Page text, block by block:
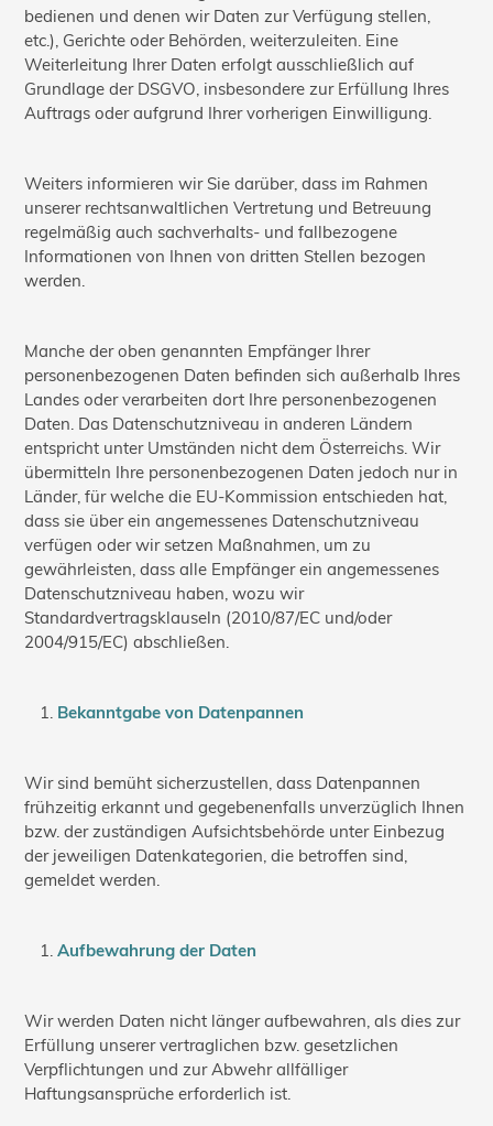
bedienen und denen wir Daten zur Verfügung stellen,
etc.), Gerichte oder Behörden, weiterzuleiten. Eine
Weiterleitung Ihrer Daten erfolgt ausschließlich auf
Grundlage der DSGVO, insbesondere zur Erfüllung Ihres
Auftrags oder aufgrund Ihrer vorherigen Einwilligung.
Weiters informieren wir Sie darüber, dass im Rahmen
unserer rechtsanwaltlichen Vertretung und Betreuung
regelmäßig auch sachverhalts- und fallbezogene
Informationen von Ihnen von dritten Stellen bezogen
werden.
Manche der oben genannten Empfänger Ihrer
personenbezogenen Daten befinden sich außerhalb Ihres
Landes oder verarbeiten dort Ihre personenbezogenen
Daten. Das Datenschutzniveau in anderen Ländern
entspricht unter Umständen nicht dem Österreichs. Wir
übermitteln Ihre personenbezogenen Daten jedoch nur in
Länder, für welche die EU-Kommission entschieden hat,
dass sie über ein angemessenes Datenschutzniveau
verfügen oder wir setzen Maßnahmen, um zu
gewährleisten, dass alle Empfänger ein angemessenes
Datenschutzniveau haben, wozu wir
Standardvertragsklauseln (2010/87/EC und/oder
2004/915/EC) abschließen.
Bekanntgabe von Datenpannen
Wir sind bemüht sicherzustellen, dass Datenpannen
frühzeitig erkannt und gegebenenfalls unverzüglich Ihnen
bzw. der zuständigen Aufsichtsbehörde unter Einbezug
der jeweiligen Datenkategorien, die betroffen sind,
gemeldet werden.
Aufbewahrung der Daten
Wir werden Daten nicht länger aufbewahren, als dies zur
Erfüllung unserer vertraglichen bzw. gesetzlichen
Verpflichtungen und zur Abwehr allfälliger
Haftungsansprüche erforderlich ist.